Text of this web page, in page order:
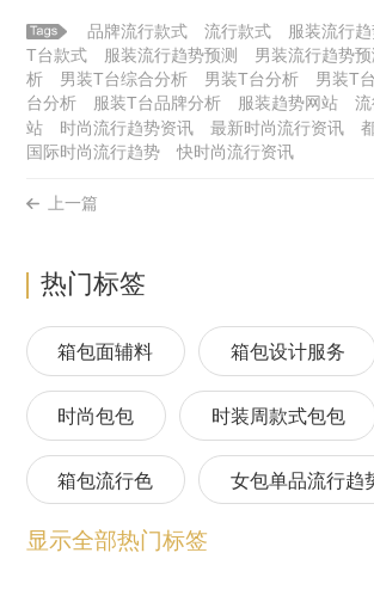
品牌流行款式 流行款式 服装流行趋
T台款式
服装流行趋势预测 男装流行趋势预
析
男装T台综合分析 男装T台分析 男装T
台分析
服装T台品牌分析 服装趋势网站
站
时尚流行趋势资讯 最新时尚流行资讯
国际时尚流行趋势
快时尚流行资讯
上一篇
热门标签
箱包面辅料 箱包设计服务
时尚包包 时装周款式包包
箱包流行色 女包单品流行趋
箱包流行趋势预测
显示全部热门标签